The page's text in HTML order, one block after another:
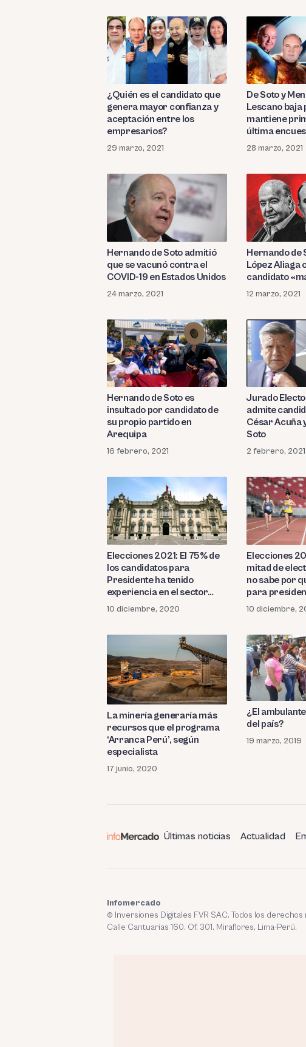
¿Quién es el candidato que
genera mayor confianza y
aceptación entre los
empresarios?
29 marzo, 2021
De Soto y
Lescano baja
mantiene
última
28 marzo, 2021
Hernando de Soto admitió
que se vacunó contra el
COVID-19 en Estados Unidos
24 marzo, 2021
Hernando de
López Aliaga
candidato
12 marzo, 2021
Hernando de Soto es
insultado por candidato de
su propio partido en
Arequipa
16 febrero, 2021
Jurado
admite
César Acuña
Soto
2 febrero, 2021
Elecciones 2021: El 75% de
los candidatos para
Presidente ha tenido
experiencia en el sector
público
10 diciembre, 2020
Elecciones
mitad de
no sabe por
para
encuesta
10 diciembre,
La minería generaría más
recursos que el programa
‘Arranca Perú’, según
especialista
17 junio, 2020
¿El
del país?
19 marzo, 2019
Últimas noticias Actualidad
Infomercado
© Inversiones Digitales FVR SAC. Todos los
Calle Cantuarias 160. Of. 301. Miraflores, Lima-Perú.